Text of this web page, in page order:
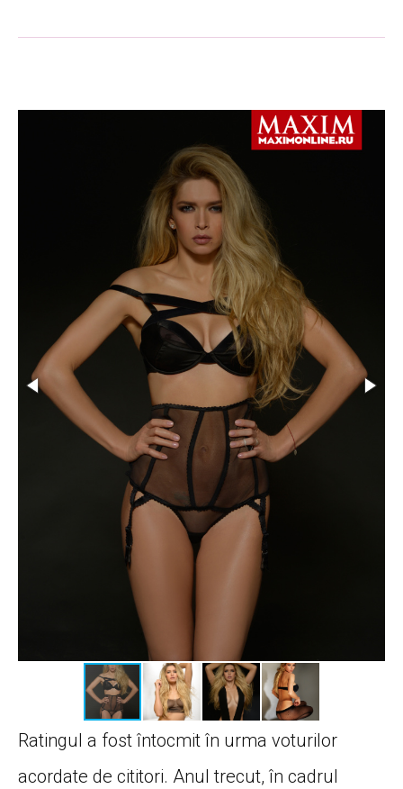
Ratingul a fost întocmit în urma voturilor
acordate de cititori. Anul trecut, în cadrul